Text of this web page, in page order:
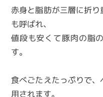
赤身と脂肪が三層に折
も呼ばれ、
値段も安くて豚肉の脂
す。
食べごたえたっぷりで
用されます。